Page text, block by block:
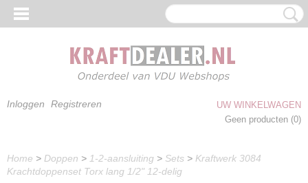
Inloggen Registreren
UW WINKELWAGEN
Geen producten (0)
Home > Doppen > 1-2-aansluiting > Sets > Kraftwerk 3084
Krachtdoppenset Torx lang 1/2" 12-delig